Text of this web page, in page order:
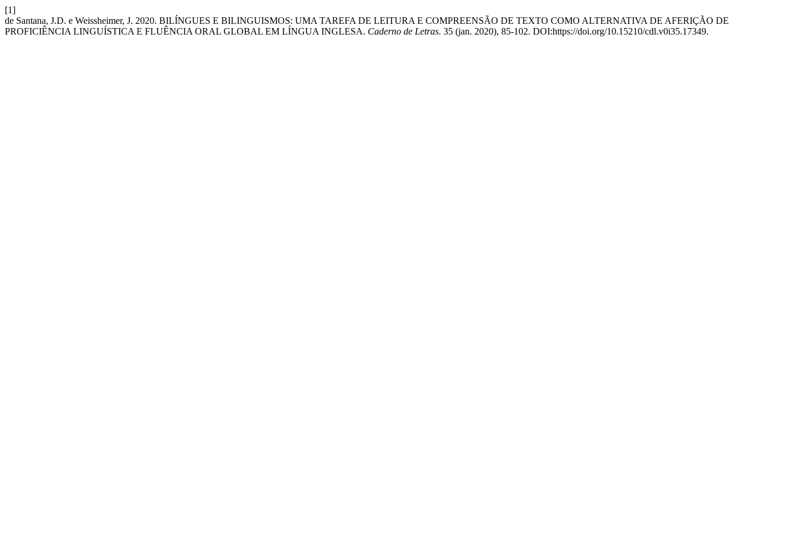
[1]
de Santana, J.D. e Weissheimer, J. 2020. BILÍNGUES E BILINGUISMOS: UMA TAREFA DE LEITURA E COMPREENSÃO DE TEXTO COMO ALTERNATIVA DE AFERIÇÃO DE
PROFICIÊNCIA LINGUÍSTICA E FLUÊNCIA ORAL GLOBAL EM LÍNGUA INGLESA. Caderno de Letras. 35 (jan. 2020), 85-102. DOI:https://doi.org/10.15210/cdl.v0i35.17349.